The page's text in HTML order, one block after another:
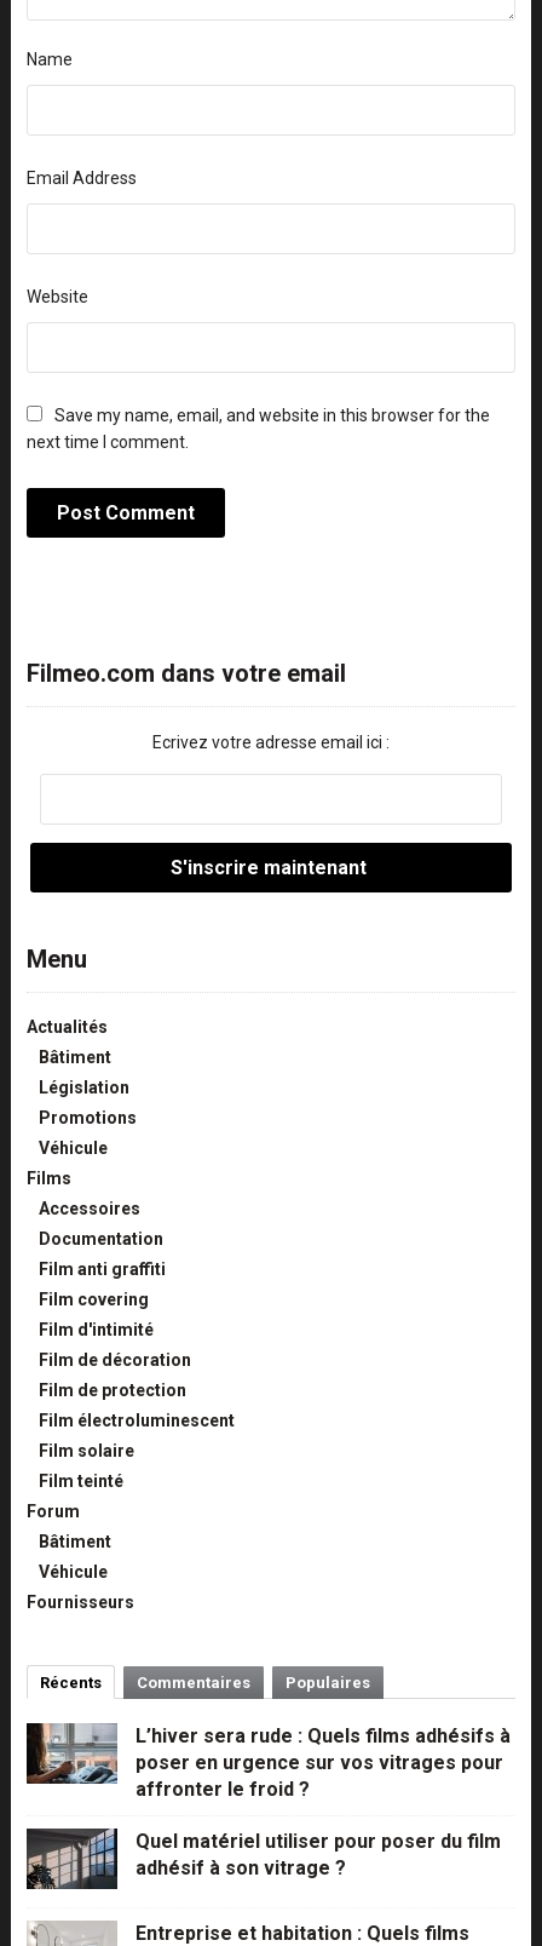
Name
Email Address
Website
Save my name, email, and website in this browser for the
next time I comment.
Filmeo.com dans votre email
Ecrivez votre adresse email ici :
Menu
Actualités
Bâtiment
Législation
Promotions
Véhicule
Films
Accessoires
Documentation
Film anti graffiti
Film covering
Film d'intimité
Film de décoration
Film de protection
Film électroluminescent
Film solaire
Film teinté
Forum
Bâtiment
Véhicule
Fournisseurs
Récents Commentaires Populaires
L’hiver sera rude : Quels films adhésifs à
poser en urgence sur vos vitrages pour
affronter le froid ?
Quel matériel utiliser pour poser du film
adhésif à son vitrage ?
Entreprise et habitation : Quels films